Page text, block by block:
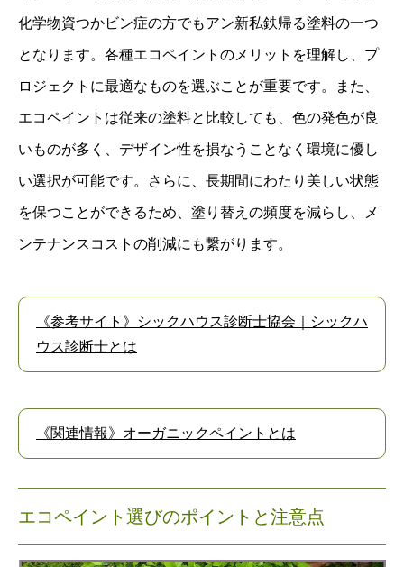
化学物資つかビン症の方でもアン新私鉄帰る塗料の一つ
となります。各種エコペイントのメリットを理解し、プ
ロジェクトに最適なものを選ぶことが重要です。また、
エコペイントは従来の塗料と比較しても、色の発色が良
いものが多く、デザイン性を損なうことなく環境に優し
い選択が可能です。さらに、長期間にわたり美しい状態
を保つことができるため、塗り替えの頻度を減らし、メ
ンテナンスコストの削減にも繋がります。
《参考サイト》シックハウス診断士協会｜シックハ
ウス診断士とは
《関連情報》オーガニックペイントとは
エコペイント選びのポイントと注意点